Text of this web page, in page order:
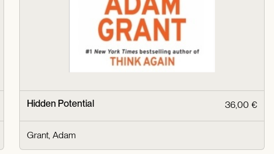
Hidden Potential 36,00 €
Grant, Adam